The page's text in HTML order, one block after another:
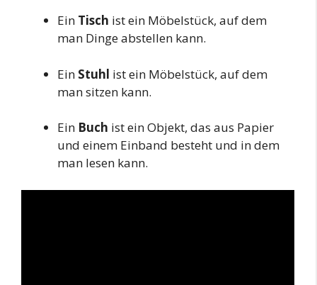
Ein Tisch ist ein Möbelstück, auf dem
man Dinge abstellen kann.
Ein Stuhl ist ein Möbelstück, auf dem
man sitzen kann.
Ein Buch ist ein Objekt, das aus Papier
und einem Einband besteht und in dem
man lesen kann.